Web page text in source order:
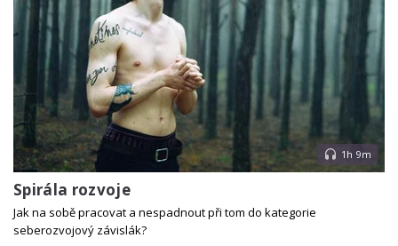
1h 9m
Spirála rozvoje
Jak na sobě pracovat a nespadnout při tom do kategorie
seberozvojový závislák?